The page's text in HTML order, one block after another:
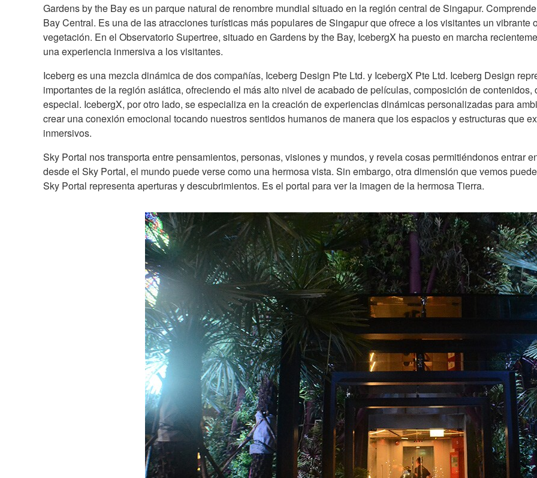
Gardens by the Bay es un parque natural de renombre mundial situado en la región central de Singapur.
Bay Central. Es una de las atracciones turísticas más populares de Singapur que ofrece a los visitantes un
vegetación. En el Observatorio Supertree, situado en Gardens by the Bay, IcebergX ha puesto en marcha
una experiencia inmersiva a los visitantes.
Iceberg es una mezcla dinámica de dos compañías, Iceberg Design Pte Ltd. y IcebergX Pte Ltd. Iceberg Design
importantes de la región asiática, ofreciendo el más alto nivel de acabado de películas, composición de
especial. IcebergX, por otro lado, se especializa en la creación de experiencias dinámicas personalizadas para
crear una conexión emocional tocando nuestros sentidos humanos de manera que los espacios y estructuras que
inmersivos.
Sky Portal nos transporta entre pensamientos, personas, visiones y mundos, y revela cosas permitiéndonos entrar
desde el Sky Portal, el mundo puede verse como una hermosa vista. Sin embargo, otra dimensión que vemos
Sky Portal representa aperturas y descubrimientos. Es el portal para ver la imagen de la hermosa Tierra.